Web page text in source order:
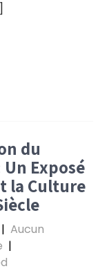
du
Exposé
la Culture
| Aucun
|